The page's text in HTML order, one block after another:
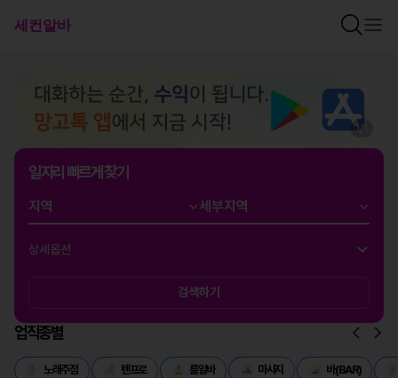
1/
일자리 빠르게 찾기
상세옵션
검색하기
업직종별
노래주점 텐프로 룸알바 마사지 바(BAR)